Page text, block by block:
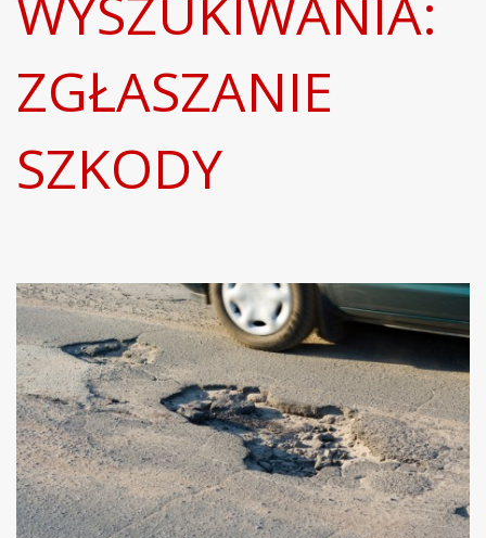
ZGŁASZANIE
SZKODY